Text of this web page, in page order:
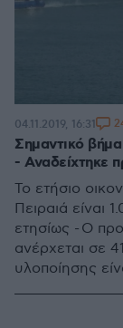
Σημαντικό
- Αναδείχτηκε
Το ετήσιο
Πειραιά είναι
ετησίως - Ο
ανέρχεται σε
υλοποίησης
04.11.2019, 16:31